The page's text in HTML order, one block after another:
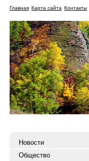
Главная Карта сайта Контакты
Новости
Общество